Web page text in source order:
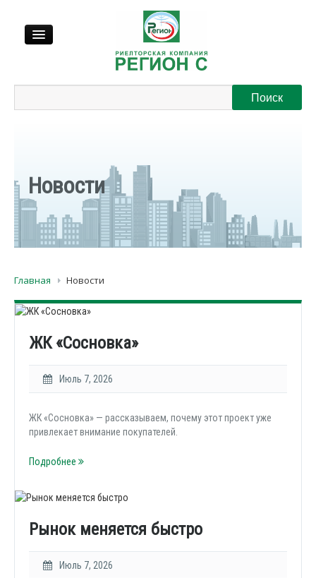
Регионы
Новости
Главная Новости
ЖК «Сосновка»
Июль 7, 2026
ЖК «Сосновка» — рассказываем, почему этот проект уже
привлекает внимание покупателей.
Подробнее
Рынок меняется быстро
Июль 7, 2026